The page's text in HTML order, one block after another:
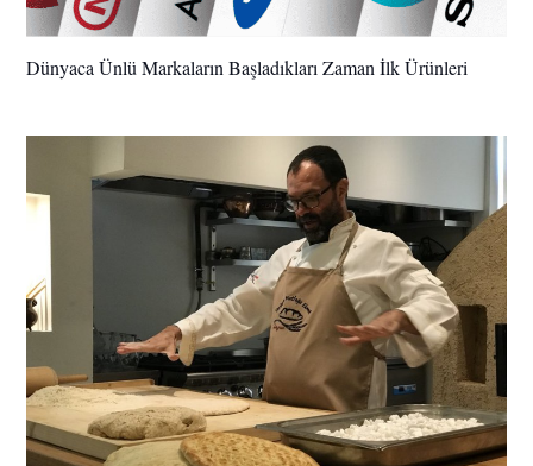
Dünyaca Ünlü Markaların Başladıkları Zaman İlk Ürünleri